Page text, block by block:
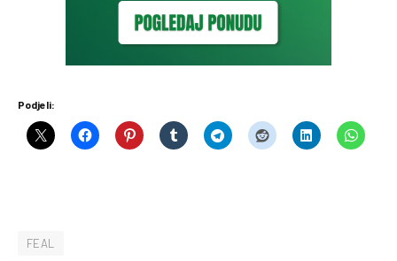
Podjeli:
FEAL